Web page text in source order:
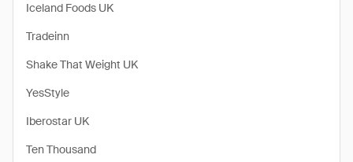
Iceland Foods UK
Tradeinn
Shake That Weight UK
YesStyle
Iberostar UK
Ten Thousand